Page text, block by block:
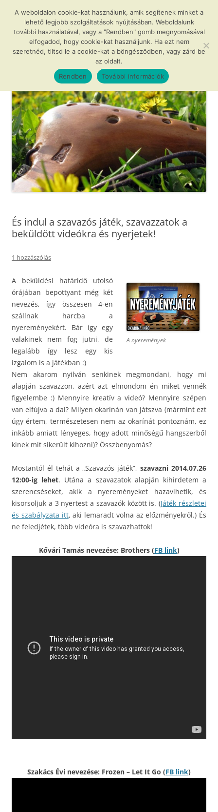
tartalomba
Agócs és a varázslatos okarínák
…avagy az okarína az új furulya!
Menü
És indul a szavazós játék, szavazzatok a
beküldött videókra és nyerjetek!
1 hozzászólás
A nyeremények
A beküldési határidő utolsó
órájában bepottyant még két
nevezés, így összesen 4-en
szállnak harcba a
nyereményekért. Bár így egy
valakinek nem fog jutni, de
legalább így lesz egy kis
izgalom is a játékban :)
Nem akarom nyilván senkinek megmondani, hogy mi
alapján szavazzon, azért azt elmondom én miket vennék
figyelembe :) Mennyire kreatív a videó? Mennyire szépen
van elfújva a dal? Milyen okarínán van játszva (mármint ezt
úgy értem, természetesen nem az okarínát pontoznám, ez
inkább amiatt lényeges, hogy adott minőségű hangszerből
kinek mit sikerült kihozni)? Összbenyomás?
Mostantól él tehát a „Szavazós játék”,szavazni 2014.07.26
12:00-ig lehet. Utána a szavazatok alapján kihirdetem a
szerencséseket, akik a nyereményeket hazavihetik, és
kisorsoljuk a 3 nyertest a szavazók között is. (Játék részletei
és szabályzata itt, aki lemaradt volna az előzményekről.) És
ne feledjétek, több videóra is szavazhattok!
Kővári Tamás nevezése: Brothers (FB link)
Szakács Évi nevezése: Frozen – Let It Go (FB link)
A weboldalon cookie-kat használunk, amik segítenek minket a
lehető legjobb szolgáltatások nyújtásában. Weboldalunk
további használatával, vagy a "Rendben" gomb megnyomásával
elfogadod, hogy cookie-kat használjunk. Ha ezt nem
szeretnéd, tiltsd le a cookie-kat a böngésződben, vagy zárd be
az oldalt.
Rendben
További információk